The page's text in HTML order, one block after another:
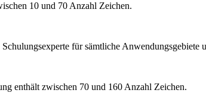
10 und 70 Anzahl Zeichen.
für sämtliche
enthält zwischen 70 und 160 Anzahl Zeichen.